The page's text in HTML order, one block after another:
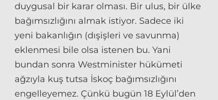
duygusal bir karar olması. Bir ulus, bir ülke
bağımsızlığını almak istiyor. Sadece iki
yeni bakanlığın (dışişleri ve savunma)
eklenmesi bile olsa istenen bu. Yani
bundan sonra Westminister hükümeti
ağzıyla kuş tutsa İskoç bağımsızlığını
engelleyemez. Çünkü bugün 18 Eylül’den